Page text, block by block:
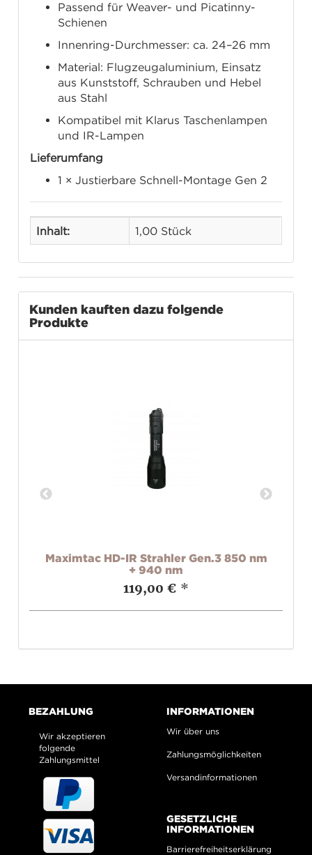
Passend für Weaver- und Picatinny-
Schienen
Innenring-Durchmesser: ca. 24–26 mm
Material: Flugzeugaluminium, Einsatz
aus Kunststoff, Schrauben und Hebel
aus Stahl
Kompatibel mit Klarus Taschenlampen
und IR-Lampen
Lieferumfang
1 × Justierbare Schnell-Montage Gen 2
Inhalt: 1,00 Stück
Kunden kauften dazu folgende
Produkte
Maximtac HD-IR Strahler Gen.3 850 nm
+ 940 nm
119,00 € *
BEZAHLUNG
Wir akzeptieren
folgende
Zahlungsmittel
INFORMATIONEN
Wir über uns
Zahlungsmöglichkeiten
Versandinformationen
GESETZLICHE
INFORMATIONEN
Barrierefreiheitserklärung